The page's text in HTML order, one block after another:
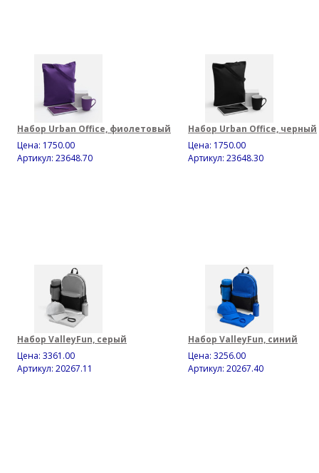
Набор Urban Office, фиолетовый
Цена: 1750.00
Артикул: 23648.70
Набор Urban Office, черный
Цена: 1750.00
Артикул: 23648.30
Набор ValleyFun, серый
Цена: 3361.00
Артикул: 20267.11
Набор ValleyFun, синий
Цена: 3256.00
Артикул: 20267.40